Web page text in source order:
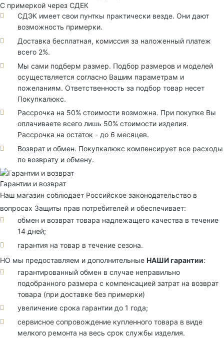
С примеркой через СДЕК
СДЭК имеет свои пунткы практически везде. Они дают
возможность примерки.
Доставка бесплатная, комиссия за наложенный платеж
всего 2%.
Мы сами подберм размер. Подбор размеров и моделей
осуществляется согласно Вашим параметрам и
пожеланиям. Ответственность за подбор товар несет
Покупкалюкс.
Рассрочка на 50% стоимости возможна. При покупке Вы
оплачиваете всего лишь 50% стоимости изделия.
Рассрочка на остаток - до 6 месяцев.
Возврат и обмен. Покупкалюкс компенсирует все расходы
по возврату и обмену.
Гарантии и возврат
Наш магазин соблюдает Российское законодательство в
вопросах Защиты прав потребителей и обеспечивает:
обмен и возврат товара надлежащего качества в течение
14 дней;
гарантия на товар в течение сезона.
НО мы предоставляем и дополнительные НАШИ гарантии:
гарантированный обмен в случае неправильно
подобранного размера с компенсацией затрат на возврат
товара (при доставке без примерки)
увеличение срока гарантии до 1 года;
сервисное сопровождение купленного товара в виде
мелкого ремонта на весь срок службы изделия.